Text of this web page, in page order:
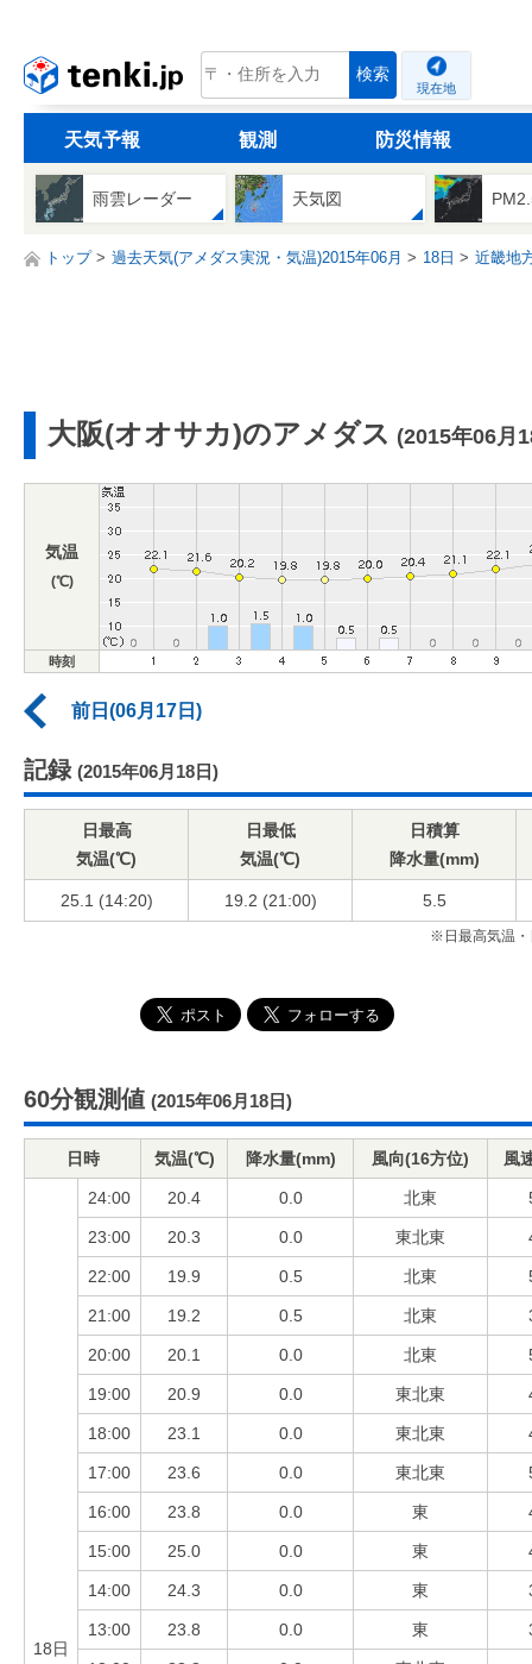
tenki.jp 検索
現在地
天気予報 観測 防災情報
雨雲レーダー 天気図
トップ 過去天気(アメダス実況・気温)2015年06月 18日 近畿地
大阪(オオサカ)のアメダス (2015年06月
気温
(℃)
時刻
前日(06月17日)
記録 (2015年06月18日)
日最高
気温(℃)
日最低
気温(℃)
日積算
降水量(mm)
25.1 (14:20) 19.2 (21:00) 5.5
※日最高気温・
60分観測値 (2015年06月18日)
日時 気温(℃) 降水量(mm) 風向(16方位) 風
18日
24:00 20.4 0.0 北東
23:00 20.3 0.0 東北東
22:00 19.9 0.5 北東
21:00 19.2 0.5 北東
20:00 20.1 0.0 北東
19:00 20.9 0.0 東北東
18:00 23.1 0.0 東北東
17:00 23.6 0.0 東北東
16:00 23.8 0.0 東
15:00 25.0 0.0 東
14:00 24.3 0.0 東
13:00 23.8 0.0 東